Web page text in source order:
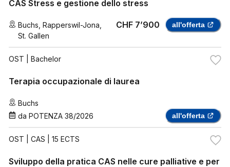
CAS Stress e gestione dello stress
Buchs Rapperswil-Jona
St. Gallen
CHF 7’900 all'offerta
OST | Bachelor
Terapia occupazionale di laurea
Buchs
da POTENZA 38/2026 all'offerta
OST | CAS | 15 ECTS
Sviluppo della pratica CAS nelle cure palliative e per